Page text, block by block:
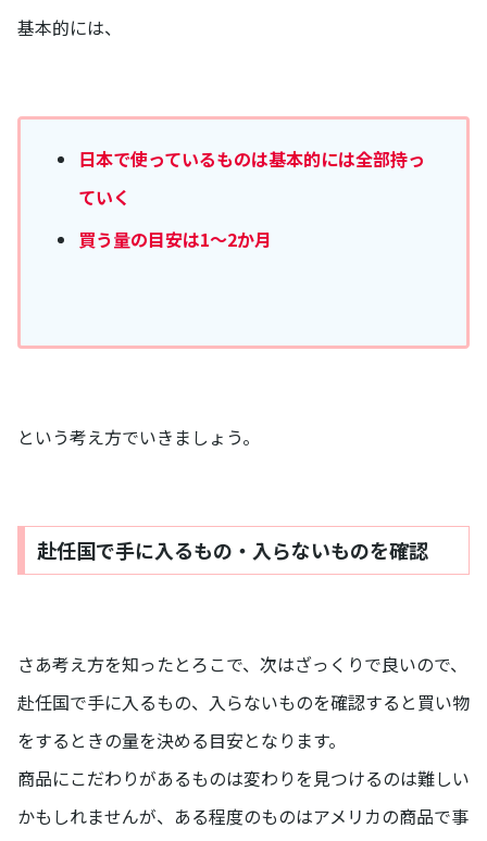
基本的には、
日本で使っているものは基本的には全部持っ
ていく
買う量の目安は1～2か月
という考え方でいきましょう。
赴任国で手に入るもの・入らないものを確認
さあ考え方を知ったとろこで、次はざっくりで良いので、
赴任国で手に入るもの、入らないものを確認すると買い物
をするときの量を決める目安となります。
商品にこだわりがあるものは変わりを見つけるのは難しい
かもしれませんが、ある程度のものはアメリカの商品で事